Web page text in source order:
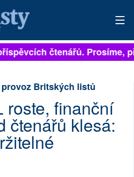
čtenářů. Prosíme,
Britských listů
roste, finanční
čtenářů klesá: